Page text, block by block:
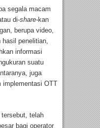
segala macam
di-share-kan
berupa video,
hasil penelitian,
informasi
suatu
juga
implementasi OTT
tersebut, telah
bagi operator